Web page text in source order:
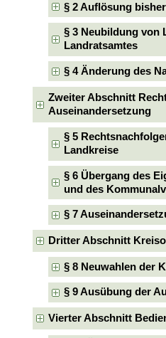
§ 2 Auflösung
§ 3 Neubildung von
Landratsamtes
§ 4 Änderung des
Zweiter Abschnitt
Auseinandersetzung
§ 5
Landkreise
§ 6 Übergang des
und des
§ 7
Dritter Abschnitt
§ 8 Neuwahlen der
§ 9 Ausübung der
Vierter Abschnitt